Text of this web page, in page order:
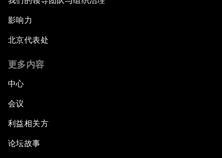
影响力
北京代表处
更多内容
中心
会议
利益相关方
论坛故事